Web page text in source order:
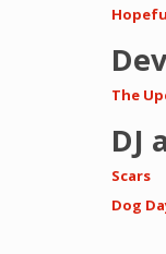
The
DJ
Scars
Dog